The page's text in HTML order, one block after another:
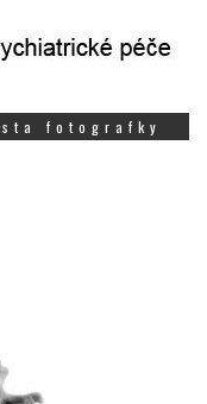
fotografky